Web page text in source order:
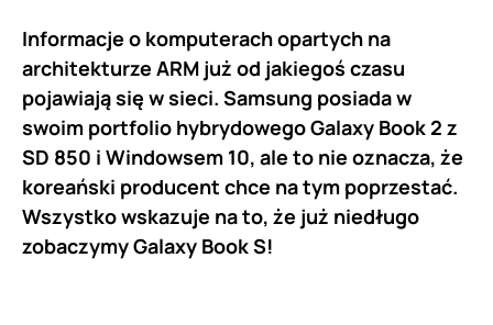
Informacje o komputerach opartych na
architekturze ARM już od jakiegoś czasu
pojawiają się w sieci. Samsung posiada w
swoim portfolio hybrydowego Galaxy Book 2 z
SD 850 i Windowsem 10, ale to nie oznacza, że
koreański producent chce na tym poprzestać.
Wszystko wskazuje na to, że już niedługo
zobaczymy Galaxy Book S!